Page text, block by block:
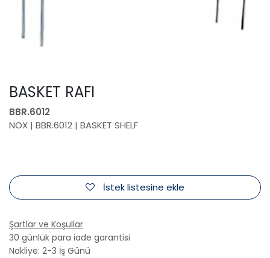
BASKET RAFI
BBR.6012
NOX | BBR.6012 | BASKET SHELF
İstek listesine ekle
Şartlar ve Koşullar
30 günlük para iade garantisi
Nakliye: 2-3 İş Günü